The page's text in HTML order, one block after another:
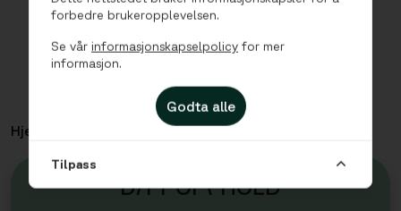
Hjem Teaterkvartalet - Ett Soverom
DITT OPPHOLD
forbedre brukeropplevelsen.
Se vår informasjonskapselpolicy for mer
informasjon.
Godta alle
Tilpass